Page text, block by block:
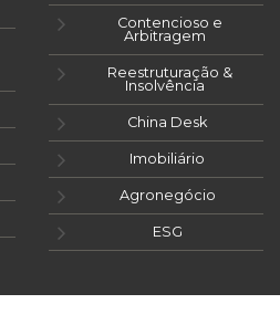
Contencioso e
Arbitragem
Reestruturação &
Insolvência
China Desk
Imobiliário
Agronegócio
ESG